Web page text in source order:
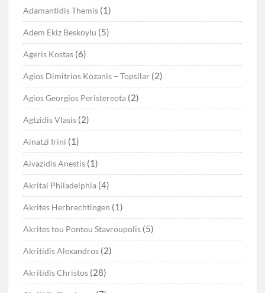
Adamantidis Themis (1)
Adem Ekiz Beskoylu (5)
Ageris Kostas (6)
Agios Dimitrios Kozanis – Topsilar (2)
Agios Georgios Peristereota (2)
Agtzidis Vlasis (2)
Ainatzi Irini (1)
Aivazidis Anestis (1)
Akritai Philadelphia (4)
Akrites Herbrechtingen (1)
Akrites tou Pontou Stavroupolis (5)
Akritidis Alexandros (2)
Akritidis Christos (28)